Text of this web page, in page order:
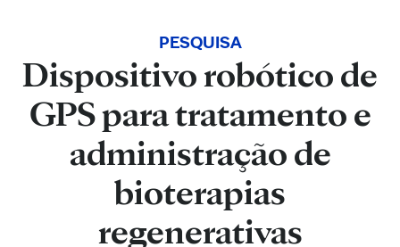
PESQUISA
Dispositivo robótico de
GPS para tratamento e
administração de
bioterapias
regenerativas